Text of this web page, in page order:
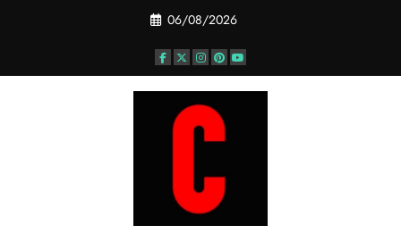
06/08/2026